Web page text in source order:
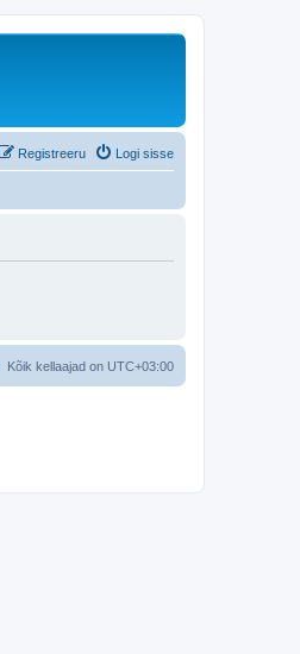
Logi sisse
Registreeru
Kõik kellaajad on UTC+03:00